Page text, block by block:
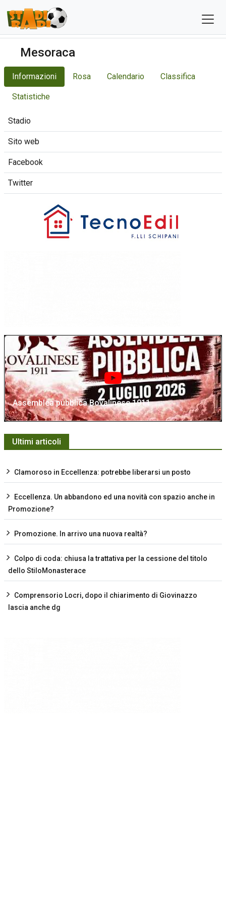
Mesoraca
Informazioni Rosa Calendario Classifica
Statistiche
Stadio
Sito web
Facebook
Twitter
Assemblea pubblica Bovalinese 1911
Ultimi articoli
Clamoroso in Eccellenza: potrebbe liberarsi un posto
Eccellenza. Un abbandono ed una novità con spazio anche in
Promozione?
Promozione. In arrivo una nuova realtà?
Colpo di coda: chiusa la trattativa per la cessione del titolo
dello StiloMonasterace
Comprensorio Locri, dopo il chiarimento di Giovinazzo
lascia anche dg